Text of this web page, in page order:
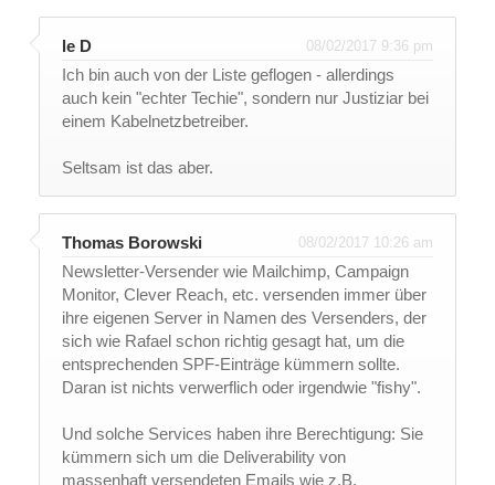
le D 08/02/2017 9:36 pm
Ich bin auch von der Liste geflogen - allerdings
auch kein "echter Techie", sondern nur Justiziar bei
einem Kabelnetzbetreiber.
Seltsam ist das aber.
Thomas Borowski 08/02/2017 10:26 am
Newsletter-Versender wie Mailchimp, Campaign
Monitor, Clever Reach, etc. versenden immer über
ihre eigenen Server in Namen des Versenders, der
sich wie Rafael schon richtig gesagt hat, um die
entsprechenden SPF-Einträge kümmern sollte.
Daran ist nichts verwerflich oder irgendwie "fishy".
Und solche Services haben ihre Berechtigung: Sie
kümmern sich um die Deliverability von
massenhaft versendeten Emails wie z.B.